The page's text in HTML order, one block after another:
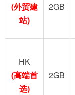
(外贸建
站)
2GB
HK
(高端首
选)
2GB